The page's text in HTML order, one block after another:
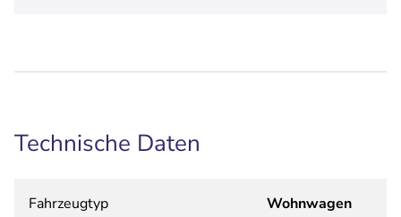
Technische Daten
Fahrzeugtyp Wohnwagen